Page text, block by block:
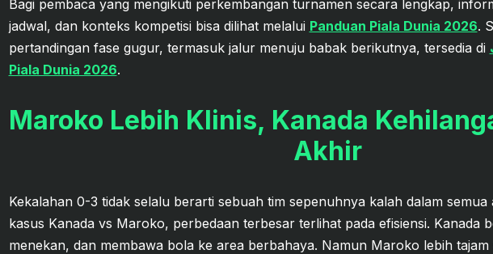
Bagi pembaca yang mengikuti perkembangan turnamen secara lengkap,
jadwal, dan konteks kompetisi bisa dilihat melalui Panduan Piala Dunia 2026.
pertandingan fase gugur, termasuk jalur menuju babak berikutnya, tersedia di
Piala Dunia 2026.
Maroko Lebih Klinis, Kanada
Akhir
Kekalahan 0-3 tidak selalu berarti sebuah tim sepenuhnya kalah dalam semua
kasus Kanada vs Maroko, perbedaan terbesar terlihat pada efisiensi. Kanada
menekan, dan membawa bola ke area berbahaya. Namun Maroko lebih tajam